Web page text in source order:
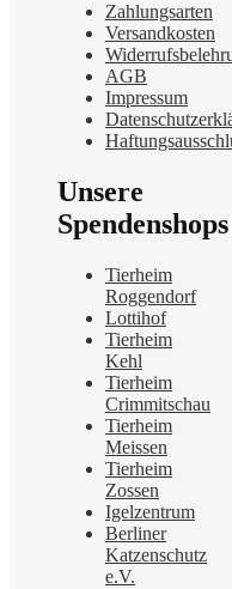
Zahlungsarten
Versandkosten
AGB
Impressum
Unsere
Spendenshops
Tierheim
Roggendorf
Lottihof
Tierheim
Kehl
Tierheim
Crimmitschau
Tierheim
Meissen
Tierheim
Zossen
Igelzentrum
Berliner
Katzenschutz
e.V.